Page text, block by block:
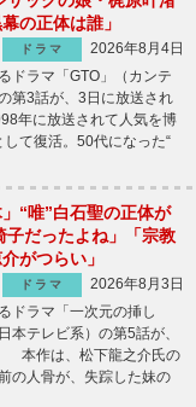
の正体は誰」
ドラマ
2026年8月4日
ドラマ「GTO」（カンテ
第3話が、3日に放送され
年に放送されて人気を博
て復活。50代になった“
」“唯”白石聖の正体が
子だったよね」「宗教
がつらい」
ドラマ
2026年8月3日
ドラマ「一次元の挿し
本テレビ系）の第5話が、
本作は、松下龍之介氏の
の人骨が、失踪した妹の